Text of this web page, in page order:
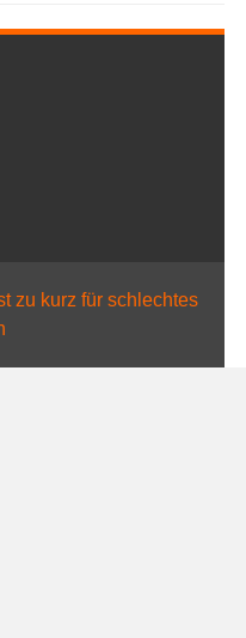
zu kurz für schlechtes